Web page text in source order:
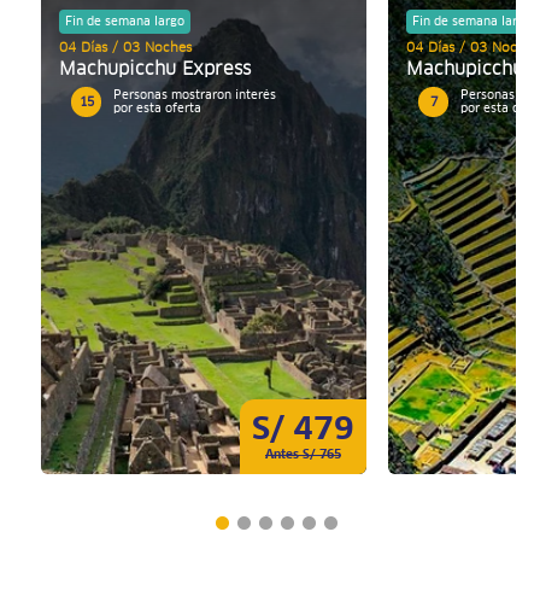
S/ 479
Antes S/ 765
Fin de semana largo
04 Días / 03 Noches
Machupicchu Express
15
Personas mostraron interés
por esta oferta
Fin de semana largo
04 Días / 03 Noches
Machupicchu
7
Personas
por esta